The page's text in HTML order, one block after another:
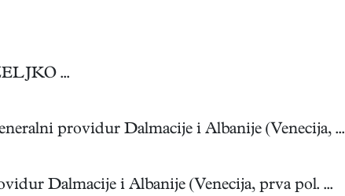
...
providur Dalmacije i Albanije (Venecija, ...
Dalmacije i Albanije (Venecija, prva pol. ...